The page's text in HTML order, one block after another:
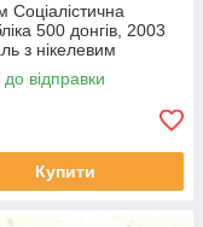
Соціалістична
500 донгів, 2003
з нікелевим
4.5g, ø 21.86mm
до відправки
Купити